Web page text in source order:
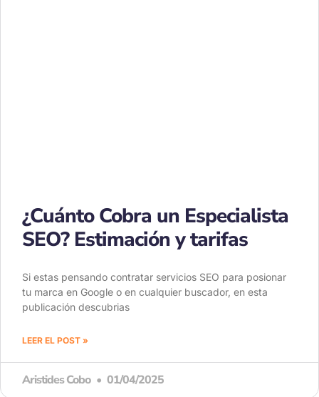
¿Cuánto Cobra un Especialista
SEO? Estimación y tarifas
Si estas pensando contratar servicios SEO para posionar
tu marca en Google o en cualquier buscador, en esta
publicación descubrias
LEER EL POST »
Aristides Cobo 01/04/2025